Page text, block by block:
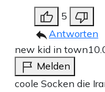
5
Antworten
new kid in town
Melden
coole Socken die